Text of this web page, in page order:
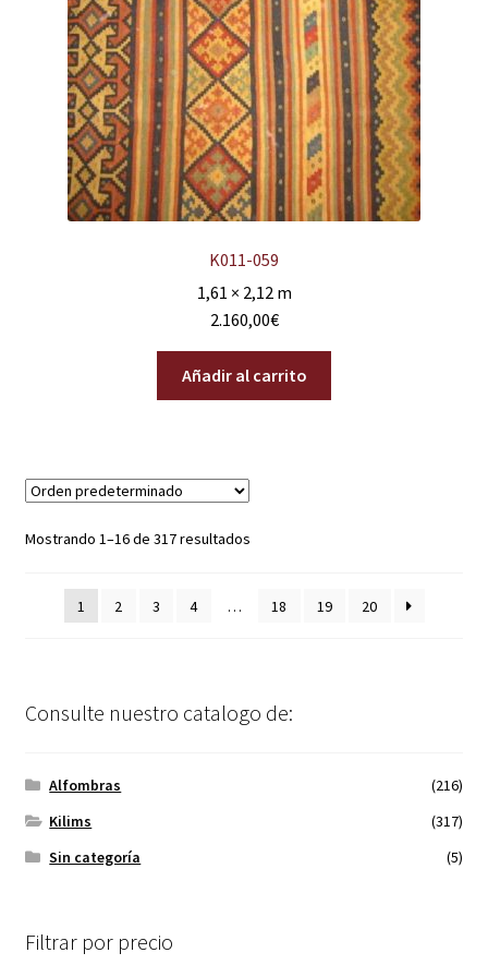
K011-059
1,61 × 2,12 m
2.160,00€
Añadir al carrito
Mostrando 1–16 de 317 resultados
1 2 3 4 … 18 19 20
Consulte nuestro catalogo de:
Alfombras
(216)
Kilims
(317)
Sin categoría
(5)
Filtrar por precio